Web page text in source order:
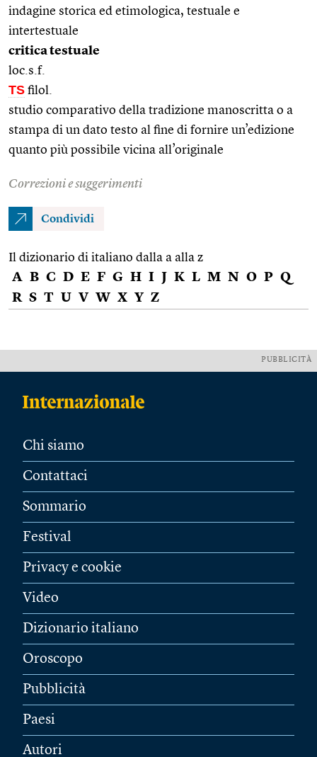
indagine storica ed etimologica, testuale e
intertestuale
critica testuale
loc.s.f.
TS filol.
studio comparativo della tradizione manoscritta o a
stampa di un dato testo al fine di fornire un’edizione
quanto più possibile vicina all’originale
Correzioni e suggerimenti
Condividi
Il dizionario di italiano dalla a alla z
A B C D E F G H I J K L M N O P Q
R S T U V W X Y Z
PUBBLICITÀ
Chi siamo
Contattaci
Sommario
Festival
Privacy e cookie
Video
Dizionario italiano
Oroscopo
Pubblicità
Paesi
Autori